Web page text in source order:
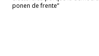
ponen de frente”